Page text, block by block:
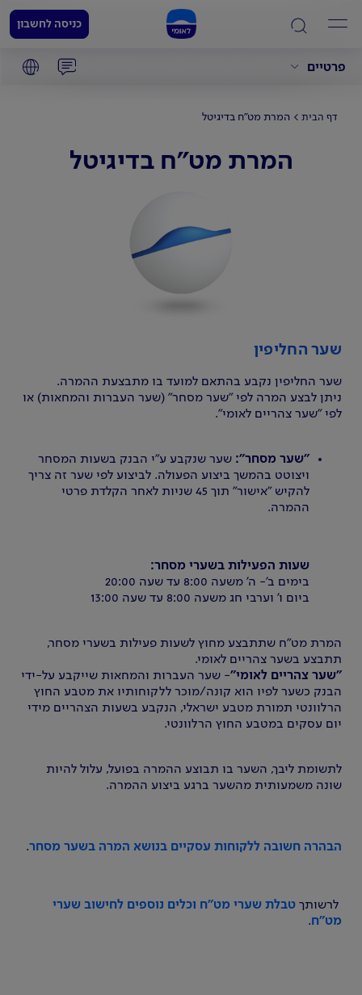
פרטיים
כניסה לחשבון
דף הבית המרת מט"ח בדיגיטל
המרת מט"ח בדיגיטל
שער החליפין
שער החליפין נקבע בהתאם למועד בו מתבצעת ההמרה.
ניתן לבצע המרה לפי "שער מסחר" (שער העברות והמחאות) או
לפי "שער צהריים לאומי".
"שער מסחר": שער שנקבע ע"י הבנק בשעות המסחר
ויצוטט בהמשך ביצוע הפעולה. לביצוע לפי שער זה צריך
להקיש "אישור" תוך 45 שניות לאחר הקלדת פרטי
ההמרה.
שעות הפעילות בשערי מסחר:
בימים ב'- ה' משעה 8:00 עד שעה 20:00
ביום ו' וערבי חג משעה 8:00 עד שעה 13:00
המרת מט"ח שתתבצע מחוץ לשעות פעילות בשערי מסחר,
תתבצע בשער צהריים לאומי.
"שער צהריים לאומי"- שער העברות והמחאות שייקבע על-ידי
הבנק כשער לפיו הוא קונה/מוכר ללקוחותיו את מטבע החוץ
הרלוונטי תמורת מטבע ישראלי, הנקבע בשעות הצהריים מידי
יום עסקים במטבע החוץ הרלוונטי.
לתשומת ליבך, השער בו תבוצע ההמרה בפועל, עלול להיות
שונה משמעותית מהשער ברגע ביצוע ההמרה.
הבהרה חשובה ללקוחות עסקיים בנושא המרה בשער מסחר.
לרשותך טבלת שערי מט"ח וכלים נוספים לחישוב שערי
מט"ח.